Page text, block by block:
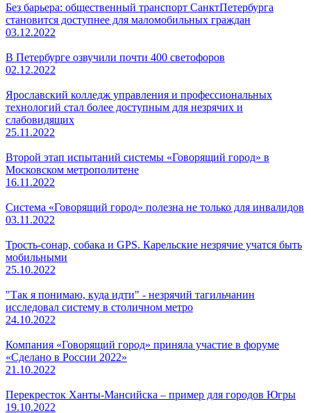
Без барьера: общественный транспорт СанктПетербурга
становится доступнее для маломобильных граждан
03.12.2022
В Петербурге озвучили почти 400 светофоров
02.12.2022
Ярославский колледж управления и профессиональных
технологий стал более доступным для незрячих и
слабовидящих
25.11.2022
Второй этап испытаний системы «Говорящий город» в
Московском метрополитене
16.11.2022
Система «Говорящий город» полезна не только для инвалидов
03.11.2022
Трость-сонар, собака и GPS. Карельские незрячие учатся быть
мобильными
25.10.2022
"Так я понимаю, куда идти" - незрячий тагильчанин
исследовал систему в столичном метро
24.10.2022
Компания «Говорящий город» приняла участие в форуме
«Сделано в России 2022»
21.10.2022
Перекресток Ханты-Мансийска – пример для городов Югры
19.10.2022